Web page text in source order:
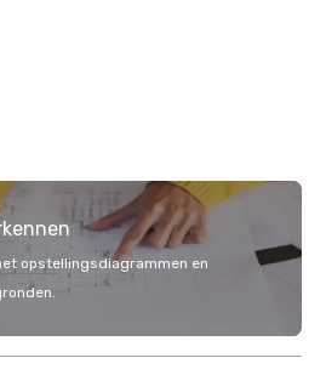
opstellingsdiagrammen en